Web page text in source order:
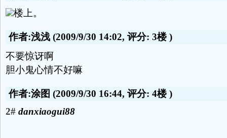
楼上。
作者:浅浅 (2009/9/30 14:02, 评分: 3楼)
不要惊讶啊
胆小鬼心情不好嘛
作者:涂图 (2009/9/30 16:44, 评分: 4楼)
2# danxiaogui88